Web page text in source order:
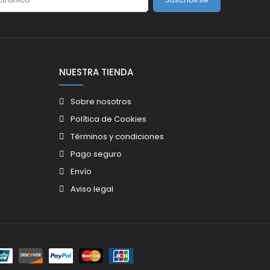
NUESTRA TIENDA
Sobre nosotros
Política de Cookies
Términos y condiciones
Pago seguro
Envío
Aviso legal